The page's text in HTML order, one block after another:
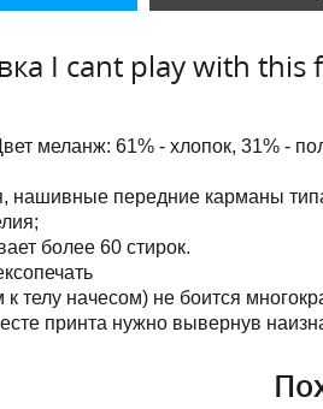
I cant play with
меланж: 61% - хлопок, 31% -
нашивные передние карманы
более 60 стирок.
телу начесом) не боится
принта нужно вывернув